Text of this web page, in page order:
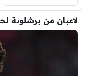
لاعبان من برشلونة